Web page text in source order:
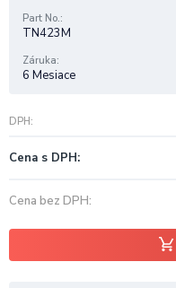
DPH
Cena s DPH
Cena bez DPH
Part No.
TN423M
Záruka
6 Mesiace